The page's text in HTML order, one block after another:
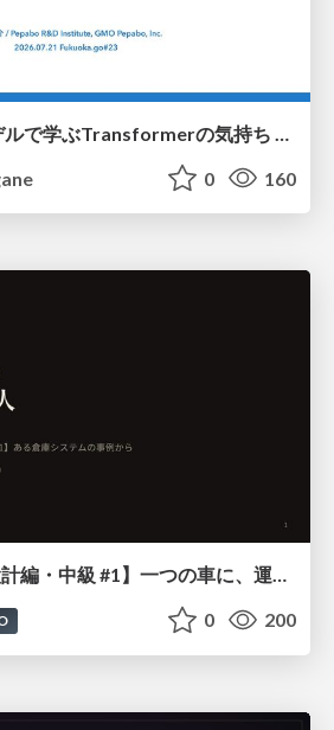
0 160
【やさしく解説 設計編・中級 #1】一つの車に、運転手は一人 ～ある倉庫システムの事例から～
0 200